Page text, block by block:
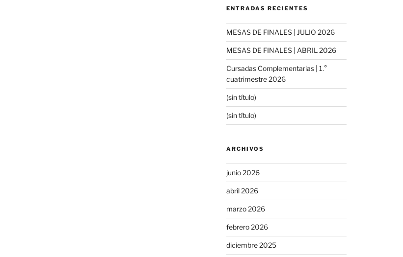
ENTRADAS RECIENTES
MESAS DE FINALES | JULIO 2026
MESAS DE FINALES | ABRIL 2026
Cursadas Complementarias | 1.°
cuatrimestre 2026
(sin título)
(sin título)
ARCHIVOS
junio 2026
abril 2026
marzo 2026
febrero 2026
diciembre 2025